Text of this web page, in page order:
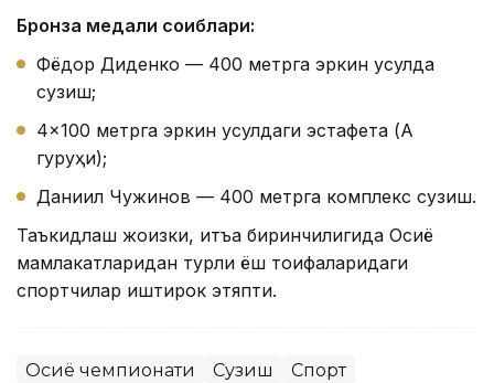
Бронза медали соҳиблари:
Фёдор Диденко — 400 метрга эркин усулда
сузиш;
4×100 метрга эркин усулдаги эстафета (А
гуруҳи);
Даниил Чужинов — 400 метрга комплекс сузиш.
Таъкидлаш жоизки, қитъа биринчилигида Осиё
мамлакатларидан турли ёш тоифаларидаги
спортчилар иштирок этяпти.
Осиё чемпионати Сузиш Спорт